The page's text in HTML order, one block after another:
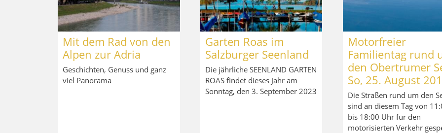
Mit dem Rad von den
Alpen zur Adria
Geschichten, Genuss und ganz
viel Panorama
Garten Roas im
Salzburger Seenland
Die jährliche SEENLAND GARTEN
ROAS findet dieses Jahr am
Sonntag, den 3. September 2023
Motorfreier
Familientag rund
den Obertrumer
So, 25. August
Die Straßen rund um den
sind an diesem Tag von
bis 18:00 Uhr für den
motorisierten Verkehr